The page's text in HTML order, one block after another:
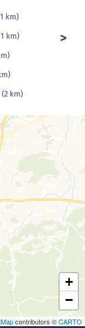
km)
km)
(2 km)
+
−
contributors ©CARTO